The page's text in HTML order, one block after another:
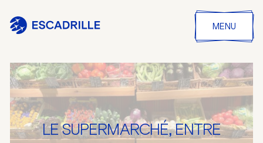
MENU
LE SUPERMARCHÉ, ENTRE